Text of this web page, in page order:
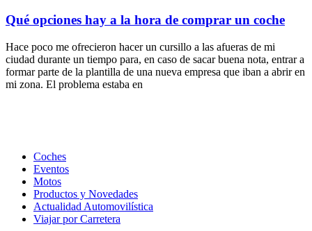
Qué opciones hay a la hora de comprar un coche
Hace poco me ofrecieron hacer un cursillo a las afueras de mi
ciudad durante un tiempo para, en caso de sacar buena nota, entrar a
formar parte de la plantilla de una nueva empresa que iban a abrir en
mi zona. El problema estaba en
Coches
Eventos
Motos
Productos y Novedades
Actualidad Automovilística
Viajar por Carretera